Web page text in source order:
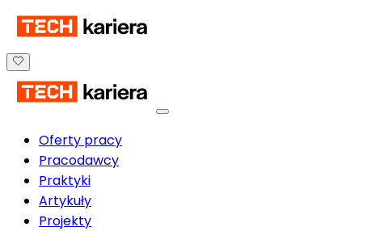
Oferty pracy
Pracodawcy
Praktyki
Artykuły
Projekty